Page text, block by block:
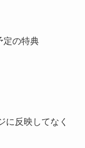
定の特典
に反映してなく